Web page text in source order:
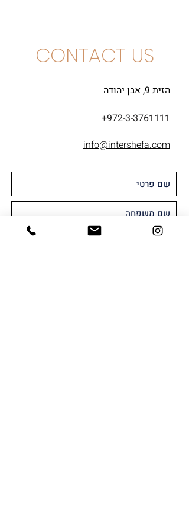
CONTACT US
הזית 9, אבן יהודה
+972-3-3761111
info@intershefa.com